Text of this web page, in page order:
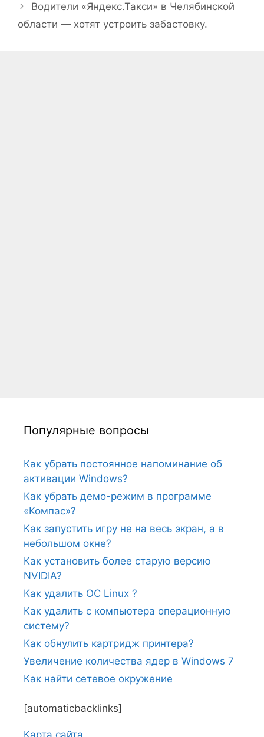
Водители «Яндекс.Такси» в Челябинской
области — хотят устроить забастовку.
Популярные вопросы
Как убрать постоянное напоминание об
активации Windows?
Как убрать демо-режим в программе
«Компас»?
Как запустить игру не на весь экран, а в
небольшом окне?
Как установить более старую версию
NVIDIA?
Как удалить ОС Linux ?
Как удалить с компьютера операционную
систему?
Как обнулить картридж принтера?
Увеличение количества ядер в Windows 7
Как найти сетевое окружение
[automaticbacklinks]